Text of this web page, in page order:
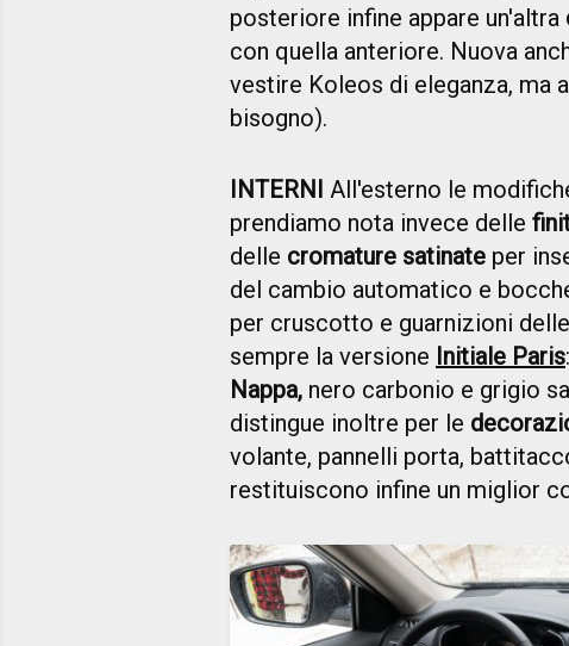
posteriore infine appare un'altra
con quella anteriore. Nuova
vestire Koleos di eleganza, ma
bisogno).
INTERNI All'esterno le
prendiamo nota invece delle
delle cromature satinate per
del cambio automatico e
per cruscotto e guarnizioni
sempre la versione Initiale Paris
Nappa, nero carbonio e grigio
distingue inoltre per le
volante, pannelli porta,
restituiscono infine un miglior